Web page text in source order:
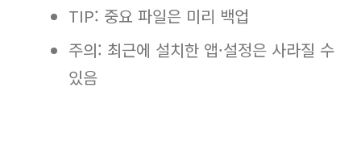
TIP: 중요 파일은 미리 백업
주의: 최근에 설치한 앱·설정은 사라질 수
있음